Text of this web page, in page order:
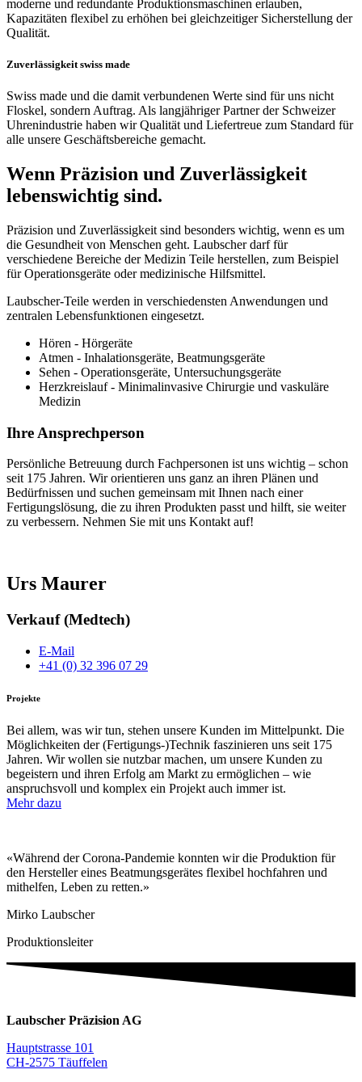
moderne und redundante Produktionsmaschinen erlauben,
Kapazitäten flexibel zu erhöhen bei gleichzeitiger Sicherstellung der
Qualität.
Zuverlässigkeit swiss made
Swiss made und die damit verbundenen Werte sind für uns nicht
Floskel, sondern Auftrag. Als langjähriger Partner der Schweizer
Uhrenindustrie haben wir Qualität und Liefertreue zum Standard für
alle unsere Geschäftsbereiche gemacht.
Wenn Präzision und Zuverlässigkeit
lebenswichtig sind.
Präzision und Zuverlässigkeit sind besonders wichtig, wenn es um
die Gesundheit von Menschen geht. Laubscher darf für
verschiedene Bereiche der Medizin Teile herstellen, zum Beispiel
für Operationsgeräte oder medizinische Hilfsmittel.
Laubscher-Teile werden in verschiedensten Anwendungen und
zentralen Lebensfunktionen eingesetzt.
Hören - Hörgeräte
Atmen - Inhalationsgeräte, Beatmungsgeräte
Sehen - Operationsgeräte, Untersuchungsgeräte
Herzkreislauf - Minimalinvasive Chirurgie und vaskuläre
Medizin
Ihre Ansprechperson
Persönliche Betreuung durch Fachpersonen ist uns wichtig – schon
seit 175 Jahren. Wir orientieren uns ganz an ihren Plänen und
Bedürfnissen und suchen gemeinsam mit Ihnen nach einer
Fertigungslösung, die zu ihren Produkten passt und hilft, sie weiter
zu verbessern. Nehmen Sie mit uns Kontakt auf!
Urs Maurer
Verkauf (Medtech)
E-Mail
+41 (0) 32 396 07 29
Projekte
Bei allem, was wir tun, stehen unsere Kunden im Mittelpunkt. Die
Möglichkeiten der (Fertigungs-)Technik faszinieren uns seit 175
Jahren. Wir wollen sie nutzbar machen, um unsere Kunden zu
begeistern und ihren Erfolg am Markt zu ermöglichen – wie
anspruchsvoll und komplex ein Projekt auch immer ist.
Mehr dazu
«Während der Corona-Pandemie konnten wir die Produktion für
den Hersteller eines Beatmungsgerätes flexibel hochfahren und
mithelfen, Leben zu retten.»
Mirko Laubscher
Produktionsleiter
Laubscher Präzision AG
Hauptstrasse 101
CH-2575 Täuffelen